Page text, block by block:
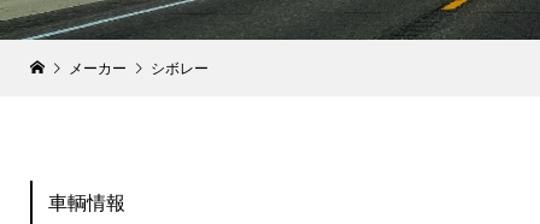
メーカー シボレー
車輌情報